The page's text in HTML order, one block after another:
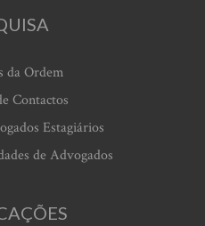
da Ordem
Contactos
Estagiários
de Advogados